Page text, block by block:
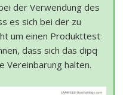
der Verwendung des
es sich bei der zu
um einen Produkttest
dass sich das dipq
Vereinbarung halten.